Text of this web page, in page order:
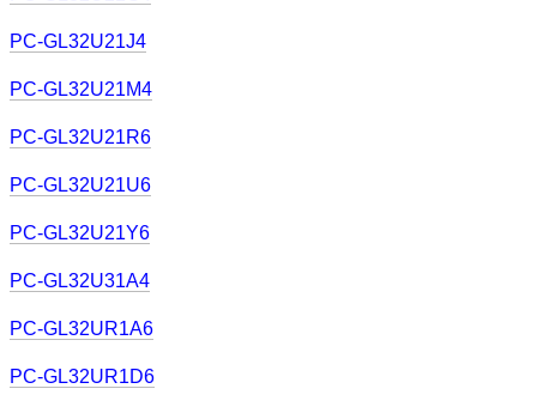
PC-GL32U21J4
PC-GL32U21M4
PC-GL32U21R6
PC-GL32U21U6
PC-GL32U21Y6
PC-GL32U31A4
PC-GL32UR1A6
PC-GL32UR1D6